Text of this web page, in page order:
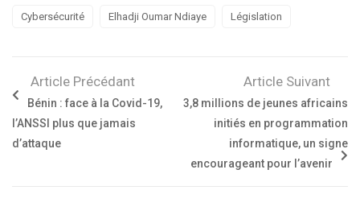
Cybersécurité Elhadji Oumar Ndiaye Législation
Article Précédant
Bénin : face à la Covid-19,
l’ANSSI plus que jamais
d’attaque
Article Suivant
3,8 millions de jeunes africains
initiés en programmation
informatique, un signe
encourageant pour l’avenir